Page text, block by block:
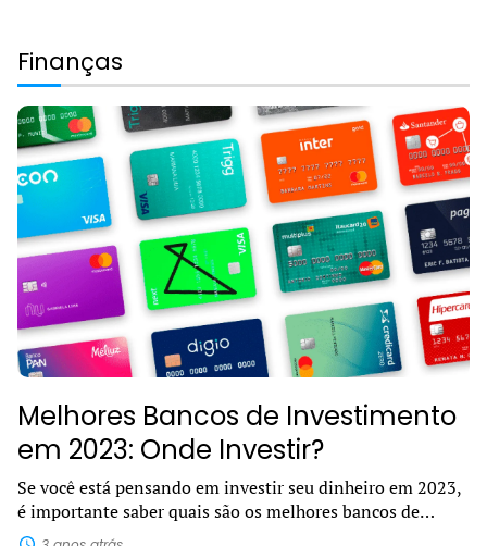
Finanças
Melhores Bancos de Investimento
em 2023: Onde Investir?
Se você está pensando em investir seu dinheiro em 2023,
é importante saber quais são os melhores bancos de
investimento. Com tantas opções disponíveis no